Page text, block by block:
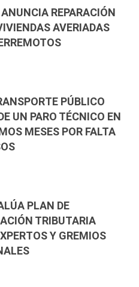
REPARACIÓN
AVERIADAS
PÚBLICO
UN PARO TÉCNICO EN
MESES POR FALTA
PLAN DE
TRIBUTARIA
Y GREMIOS